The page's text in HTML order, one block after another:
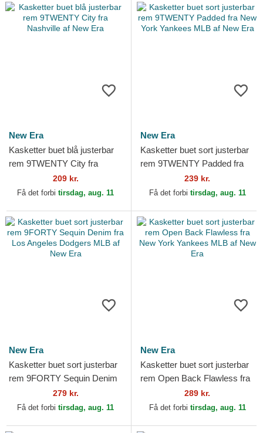
New Era
Kasketter buet blå justerbar
rem 9TWENTY City fra
Nashville af New Era
209 kr.
Få det forbi tirsdag, aug. 11
New Era
Kasketter buet sort justerbar
rem 9TWENTY Padded fra
New York Yankees MLB af
New Era
239 kr.
Få det forbi tirsdag, aug. 11
New Era
Kasketter buet sort justerbar
rem 9FORTY Sequin Denim
fra Los Angeles Dodgers
MLB af New Era
279 kr.
Få det forbi tirsdag, aug. 11
New Era
Kasketter buet sort justerbar
rem Open Back Flawless fra
New York Yankees MLB af
New Era
289 kr.
Få det forbi tirsdag, aug. 11